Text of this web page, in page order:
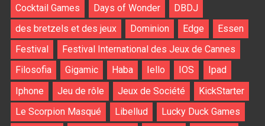
Cocktail Games
Days of Wonder
DBDJ
des bretzels et des jeux
Dominion Edge
Essen
Festival
Festival International des Jeux de Cannes
Filosofia
Gigamic Haba Iello IOS
Ipad
Iphone
Jeu de rôle Jeux de Société
KickStarter
Le Scorpion Masqué
Libellud
Lucky Duck Games